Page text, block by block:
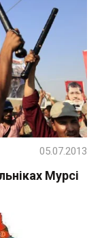
Мурсі
05.07.2013